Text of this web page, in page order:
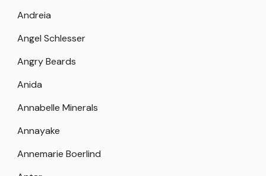
Andreia
Angel Schlesser
Angry Beards
Anida
Annabelle Minerals
Annayake
Annemarie Boerlind